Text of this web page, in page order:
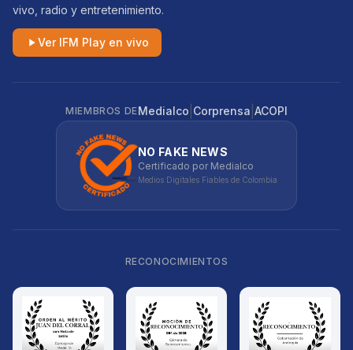
vivo, radio y entretenimiento.
Ver IFM Play en vivo
MIEMBROS DEMedialco Corprensa ACOPI
NO FAKE NEWS
Certificado por Medialco
Medios Digitales Fiables de Colombia
RECONOCIMIENTOS